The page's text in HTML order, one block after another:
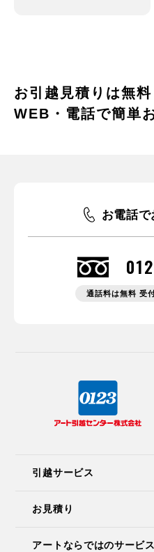
お引越見積りは無料
WEB・電話で簡単
お電話
通話料は無料 受
引越サービス
お見積り
アートならではのサービス